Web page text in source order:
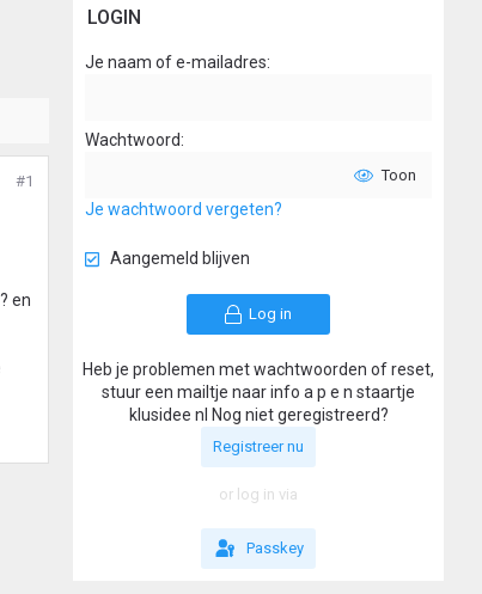
#1
en
LOGIN
Je naam of e-mailadres
Wachtwoord
Toon
Je wachtwoord vergeten?
Aangemeld blijven
Log in
Heb je problemen met wachtwoorden of reset,
stuur een mailtje naar info a p e n staartje
klusidee nl Nog niet geregistreerd?
Registreer nu
or log in via
Passkey